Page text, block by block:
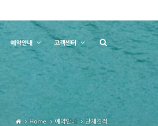
예약안내 고객센터
Home 예약안내 단체견적